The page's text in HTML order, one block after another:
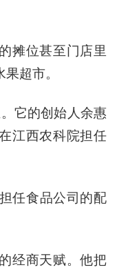
摊位甚至门店里
超市。
它的创始人余惠
江西农科院担任
任食品公司的配
经商天赋。他把